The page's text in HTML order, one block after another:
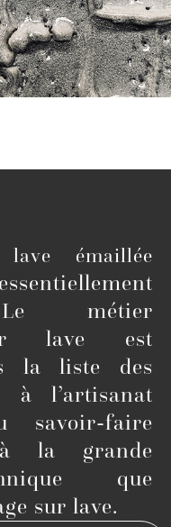
émaillée
Le métier
lave est
la liste des
à l’artisanat
savoir-faire
la grande
que
sur lave.